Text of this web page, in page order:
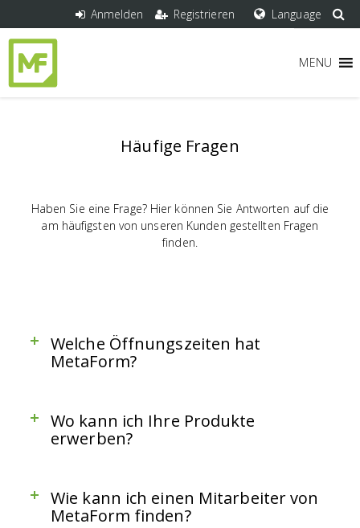
Anmelden Registrieren Language
MENU
Häufige Fragen
Haben Sie eine Frage? Hier können Sie Antworten auf die
am häufigsten von unseren Kunden gestellten Fragen
finden.
Welche Öffnungszeiten hat
MetaForm?
Wo kann ich Ihre Produkte
erwerben?
Wie kann ich einen Mitarbeiter von
MetaForm finden?